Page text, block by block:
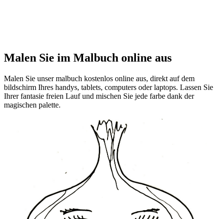
Malen Sie im Malbuch online aus
Malen Sie unser malbuch kostenlos online aus, direkt auf dem
bildschirm Ihres handys, tablets, computers oder laptops. Lassen Sie
Ihrer fantasie freien Lauf und mischen Sie jede farbe dank der
magischen palette.